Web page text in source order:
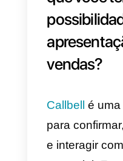
O
ação é
do
mesmo